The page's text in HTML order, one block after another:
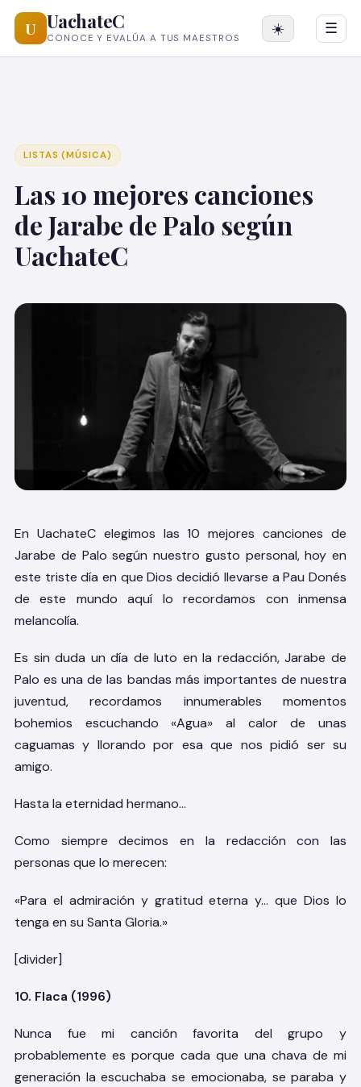
U UachateC
CONOCE Y EVALÚA A TUS MAESTROS
☀️ ☰
LISTAS (MÚSICA)
Las 10 mejores canciones
de Jarabe de Palo según
UachateC
En UachateC elegimos las 10 mejores canciones de
Jarabe de Palo según nuestro gusto personal, hoy en
este triste día en que Dios decidió llevarse a Pau Donés
de este mundo aquí lo recordamos con inmensa
melancolía.
Es sin duda un día de luto en la redacción, Jarabe de
Palo es una de las bandas más importantes de nuestra
juventud, recordamos innumerables momentos
bohemios escuchando «Agua» al calor de unas
caguamas y llorando por esa que nos pidió ser su
amigo.
Hasta la eternidad hermano…
Como siempre decimos en la redacción con las
personas que lo merecen:
«Para el admiración y gratitud eterna y… que Dios lo
tenga en su Santa Gloria.»
[divider]
10. Flaca (1996)
Nunca fue mi canción favorita del grupo y
probablemente es porque cada que una chava de mi
generación la escuchaba se emocionaba, se paraba y